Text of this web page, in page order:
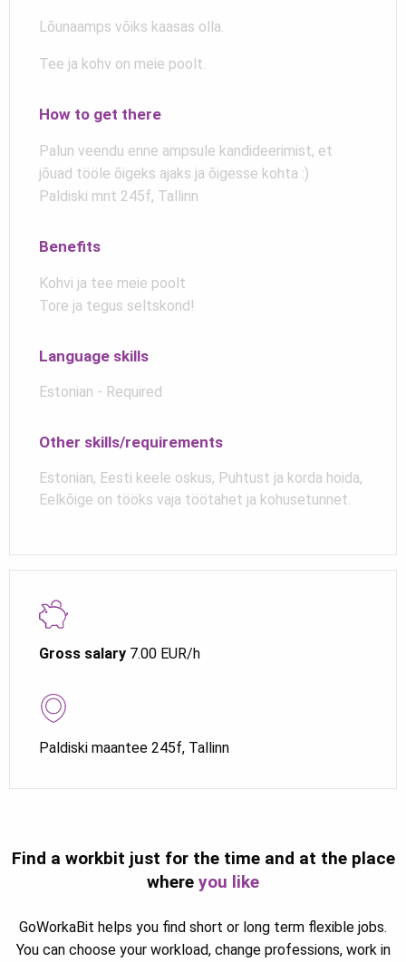
Gross salary 7.00 EUR/h
Paldiski maantee 245f, Tallinn
Lõunaamps võiks kaasas olla.
Tee ja kohv on meie poolt.
How to get there
Palun veendu enne ampsule kandideerimist, et
jõuad tööle õigeks ajaks ja õigesse kohta :)
Paldiski mnt 245f, Tallinn
Benefits
Kohvi ja tee meie poolt
Tore ja tegus seltskond!
Language skills
Estonian - Required
Other skills/requirements
Estonian, Eesti keele oskus, Puhtust ja korda hoida,
Eelkõige on tööks vaja töötahet ja kohusetunnet.
Find a workbit just for the time and at the place
where you like
GoWorkaBit helps you find short or long term flexible jobs.
You can choose your workload, change professions, work in